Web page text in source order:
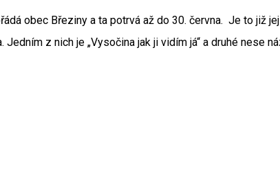
obec Březiny a ta potrvá až do 30. června. Je to již
Jedním z nich je „Vysočina jak ji vidím já“ a druhé nese